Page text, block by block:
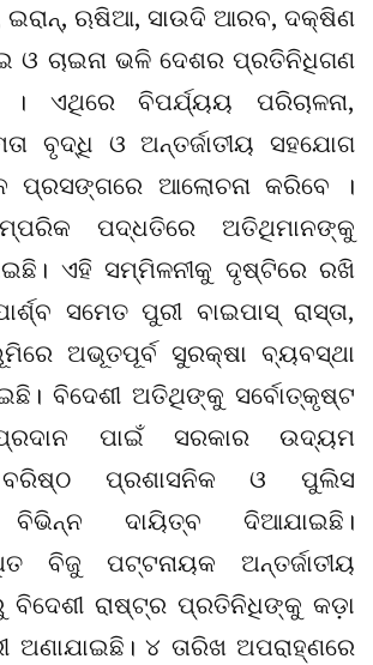
ଋଷିଆ, ସାଉଦି ଆରବ, ଦକ୍ଷିଣ
ଓ ଚାଇନା ଭଳି ଦେଶର ପ୍ରତିନିଧିଗଣ
ଏଥିରେ ବିପର୍ଯ୍ୟୟ ପରିଚାଳନା,
ବୃଦ୍ଧି ଓ ଅନ୍ତର୍ଜାତୀୟ ସହଯୋଗ
ପ୍ରସଙ୍ଗରେ ଆଲୋଚନା କରିବେ ।
ପଦ୍ଧତିରେ ଅତିଥିମାନଙ୍କୁ
ଏହି ସମ୍ମିଳନୀକୁ ଦୃଷ୍ଟିରେ ରଖି
ସମେତ ପୁରୀ ବାଇପାସ୍ ରାସ୍ତା,
ଅଭୂତପୂର୍ବ ସୁରକ୍ଷା ବ୍ୟବସ୍ଥା
ବିଦେଶୀ ଅତିଥିଙ୍କୁ ସର୍ବୋତ୍କୃଷ୍ଟ
ପାଇଁ ସରକାର ଉଦ୍ୟମ
ବରିଷ୍ଠ ପ୍ରଶାସନିକ ଓ ପୁଲିସ
ବିଭିନ୍ନ ଦାୟିତ୍ବ ଦିଆଯାଇଛି।
ବିଜୁ ପଟ୍ଟନାୟକ ଅନ୍ତର୍ଜାତୀୟ
ବିଦେଶୀ ରାଷ୍ଟ୍ର ପ୍ରତିନିଧିଙ୍କୁ କଡ଼ା
ଅଣାଯାଇଛି। ୪ ତାରିଖ ଅପରାହ୍ଣରେ